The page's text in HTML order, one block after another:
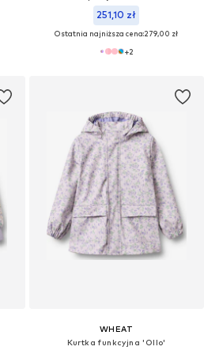
251,10 zł
Ostatnia najniższa cena:279,00 zł
+2
WHEAT
Kurtka funkcyjna 'Ollo'